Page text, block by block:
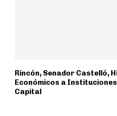
Rincón, Senador Castelló,
Económicos a
Capital